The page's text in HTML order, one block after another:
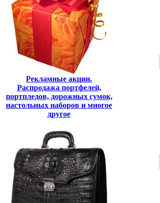
Рекламные акции.
Распродажа портфелей,
портпледов, дорожных сумок,
настольных наборов и многое
другое